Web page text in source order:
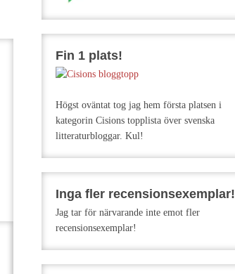
Fin 1 plats!
Högst oväntat tog jag hem första platsen i
kategorin Cisions topplista över svenska
litteraturbloggar. Kul!
Inga fler recensionsexemplar!
Jag tar för närvarande inte emot fler
recensionsexemplar!